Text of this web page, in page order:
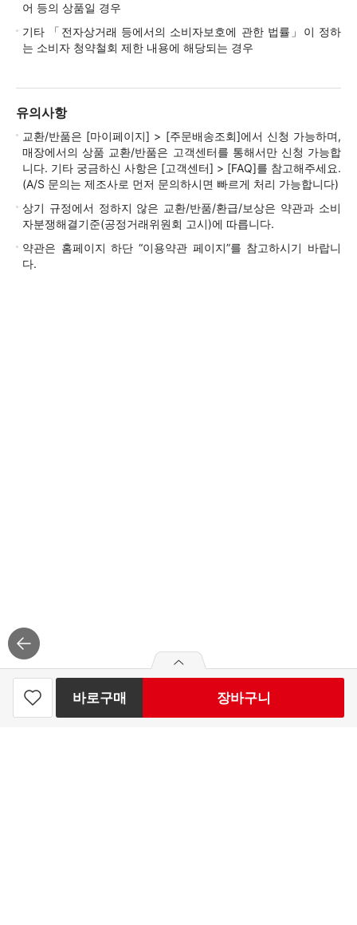
어 등의 상품일 경우
기타 「전자상거래 등에서의 소비자보호에 관한 법률」이 정하
는 소비자 청약철회 제한 내용에 해당되는 경우
유의사항
교환/반품은 [마이페이지] > [주문배송조회]에서 신청 가능하며,
매장에서의 상품 교환/반품은 고객센터를 통해서만 신청 가능합
니다. 기타 궁금하신 사항은 [고객센터] > [FAQ]를 참고해주세요.
(A/S 문의는 제조사로 먼저 문의하시면 빠르게 처리 가능합니다)
상기 규정에서 정하지 않은 교환/반품/환급/보상은 약관과 소비
자분쟁해결기준(공정거래위원회 고시)에 따릅니다.
약관은 홈페이지 하단 “이용약관 페이지”를 참고하시기 바랍니
다.
simplus 냉동 아보카도 하프컷 500G
바로구매 장바구니